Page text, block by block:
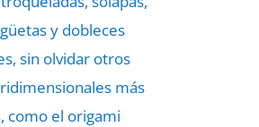
y dobleces
sin olvidar otros
más
como el origami